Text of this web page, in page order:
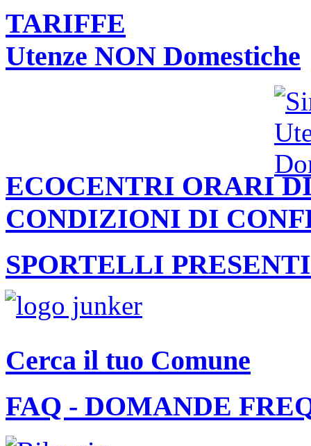
TARIFFE
Utenze NON Domestiche
ECOCENTRI ORARI
CONDIZIONI DI
SPORTELLI
Cerca il tuo Comune
FAQ - DOMANDE